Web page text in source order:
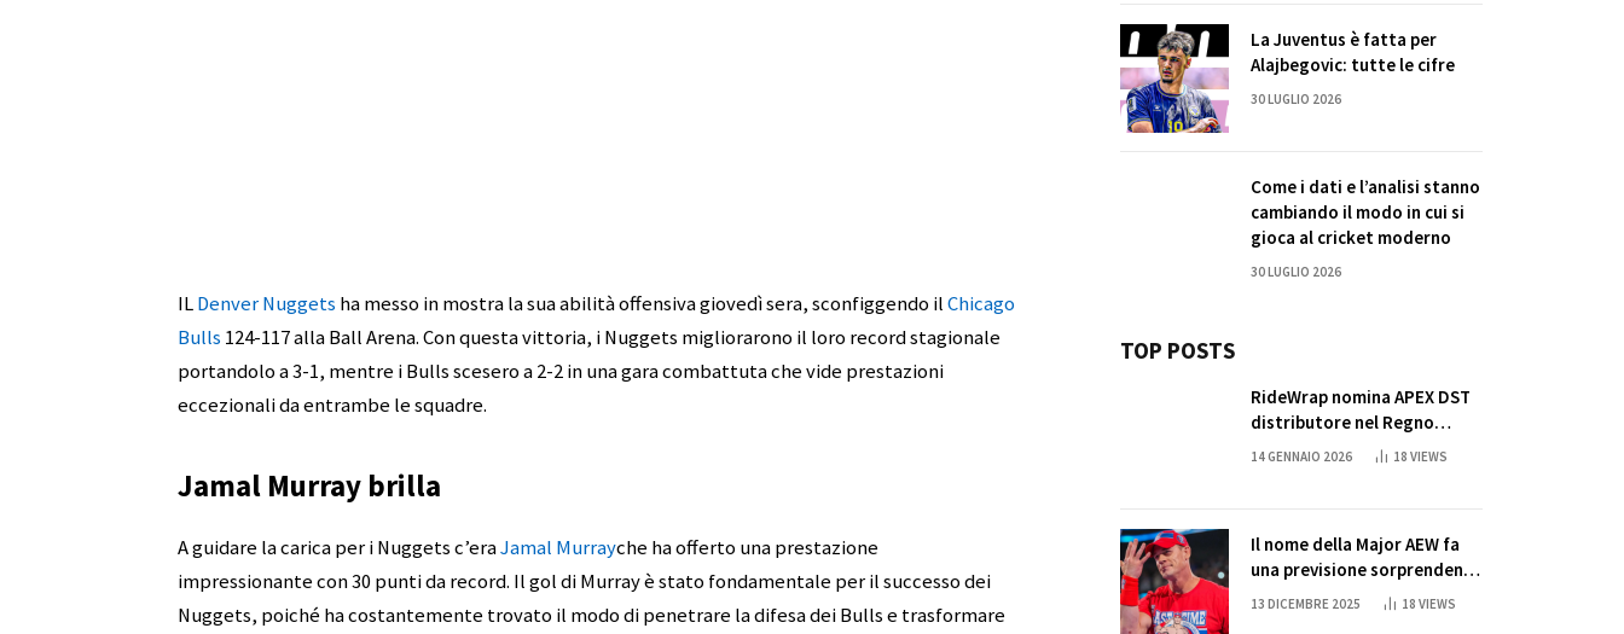
ILDenver Nuggets ha messo in mostra la sua abilità offensiva giovedì sera, sconfiggendo ilChicago
Bulls 124-117 alla Ball Arena. Con questa vittoria, i Nuggets migliorarono il loro record stagionale
portandolo a 3-1, mentre i Bulls scesero a 2-2 in una gara combattuta che vide prestazioni
eccezionali da entrambe le squadre.
Jamal Murray brilla
A guidare la carica per i Nuggets c’eraJamal Murrayche ha offerto una prestazione
impressionante con 30 punti da record. Il gol di Murray è stato fondamentale per il successo dei
Nuggets, poiché ha costantemente trovato il modo di penetrare la difesa dei Bulls e trasformare
La Juventus è fatta per
Alajbegovic: tutte le cifre
30 LUGLIO 2026
Come i dati e l’analisi stanno
cambiando il modo in cui si
gioca al cricket moderno
30 LUGLIO 2026
TOP POSTS
RideWrap nomina APEX DST
distributore nel Regno
Unito
14 GENNAIO 2026 18 VIEWS
Il nome della Major AEW fa
una previsione sorprendente
per la partita di ritiro di
13 DICEMBRE 2025 18 VIEWS